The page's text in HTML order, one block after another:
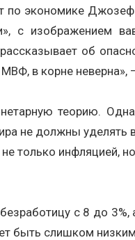
экономике
с изображением
об
в корне неверна»,
теорию.
не должны уделять
только инфляцией,
с 8 до
быть слишком